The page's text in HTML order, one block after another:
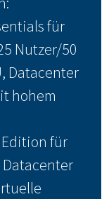
für
Nutzer/50
Datacenter
hohem
für